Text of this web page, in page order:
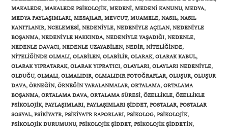
MAKALEDE, MAKALEDE PSIKOLOJIK, MEDENI, MEDENI KANUNU, MEDYA,
MEDYA PAYLAŞIMLARI, MESAJLAR, MEVCUT, MUAMELE, NASIL, NASIL
KANITLANIR, NCELEMESI, NEDENIYLE, NEDENIYLE AÇILAN, NEDENIYLE
BOŞANMA, NEDENIYLE HAKKINDA, NEDENIYLE YAŞADIĞI, NEDENLE,
NEDENLE DAVACI, NEDENLE UZAYABILEN, NEDIR, NITELIĞINDE,
NITELIĞINDE OLMALI, OLABILEN, OLABILIR, OLARAK, OLARAK KABUL,
OLARAK YIPRATARAK, OLARAK YIPRATICI, OLAYLARI, OLAYLARI NEDENIYLE,
OLDUĞU, OLMALI, OLMALIDIR, OLMALIDIR FOTOĞRAFLAR, OLUŞUR, OLUŞUR
DAVA, ÖRNEĞIN, ÖRNEĞIN YARALANMALAR, ORTALAMA, ORTALAMA
BOŞANMA, ORTALAMA DAVA, ORTALAMA SÜRESI, ÖZELLIKLE, ÖZELLIKLE
PSIKOLOJIK, PAYLAŞIMLARI, PAYLAŞIMLARI ŞIDDET, POSTALAR, POSTALAR
SOSYAL, PSIKIYATR, PSIKIYATR RAPORLARI, PSIKOLOG, PSIKOLOJIK,
PSIKOLOJIK DURUMUNU, PSIKOLOJIK ŞIDDET, PSIKOLOJIK ŞIDDETIN,